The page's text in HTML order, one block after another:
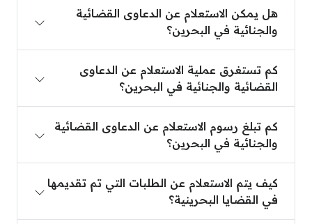
هل يمكن الاستعلام عن الدعاوى القضائية
والجنائية في البحرين؟
كم تستغرق عملية الاستعلام عن الدعاوى
القضائية والجنائية في البحرين؟
كم تبلغ رسوم الاستعلام عن الدعاوى القضائية
والجنائية في البحرين؟
كيف يتم الاستعلام عن الطلبات التي تم تقديمها
في القضايا البحرينية؟